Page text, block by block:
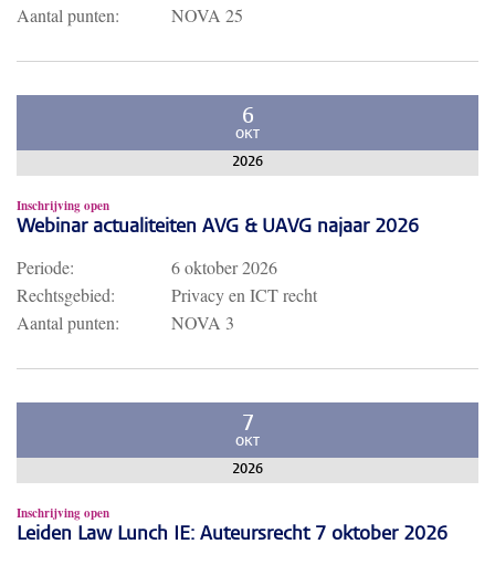
Aantal punten:
NOVA 25
6
OKT
2026
Inschrijving open
Webinar actualiteiten AVG & UAVG najaar 2026
Periode:
6 oktober 2026
Rechtsgebied:
Privacy en ICT recht
Aantal punten:
NOVA 3
7
OKT
2026
Inschrijving open
Leiden Law Lunch IE: Auteursrecht 7 oktober 2026